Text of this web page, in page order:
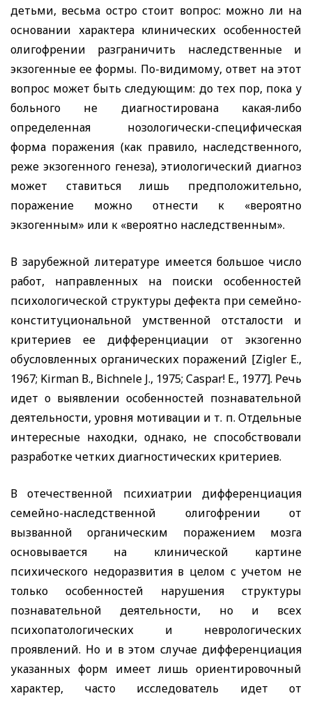
детьми, весьма остро стоит вопрос: можно ли на
основании характера клинических особенностей
олигофрении разграничить наследственные и
экзогенные ее формы. По-видимому, ответ на этот
вопрос может быть следующим: до тех пор, пока у
больного не диагностирована какая-либо
определенная нозологически-специфическая
форма поражения (как правило, наследственного,
реже экзогенного генеза), этиологический диагноз
может ставиться лишь предположительно,
поражение можно отнести к «вероятно
экзогенным» или к «вероятно наследственным».
В зарубежной литературе имеется большое число
работ, направленных на поиски особенностей
психологической структуры дефекта при семейно-
конституциональной умственной отсталости и
критериев ее дифференциации от экзогенно
обусловленных органических поражений [Zigler Е.,
1967; Kirman В., Bichnele J., 1975; Caspar! E., 1977]. Речь
идет о выявлении особенностей познавательной
деятельности, уровня мотивации и т. п. Отдельные
интересные находки, однако, не способствовали
разработке четких диагностических критериев.
В отечественной психиатрии дифференциация
семейно-наследственной олигофрении от
вызванной органическим поражением мозга
основывается на клинической картине
психического недоразвития в целом с учетом не
только особенностей нарушения структуры
познавательной деятельности, но и всех
психопатологических и неврологических
проявлений. Но и в этом случае дифференциация
указанных форм имеет лишь ориентировочный
характер, часто исследователь идет от